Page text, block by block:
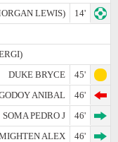
LEWIS)
14'
DUKE BRYCE
45'
ANIBAL
46'
SOMA PEDRO J
46'
ALEX
46'